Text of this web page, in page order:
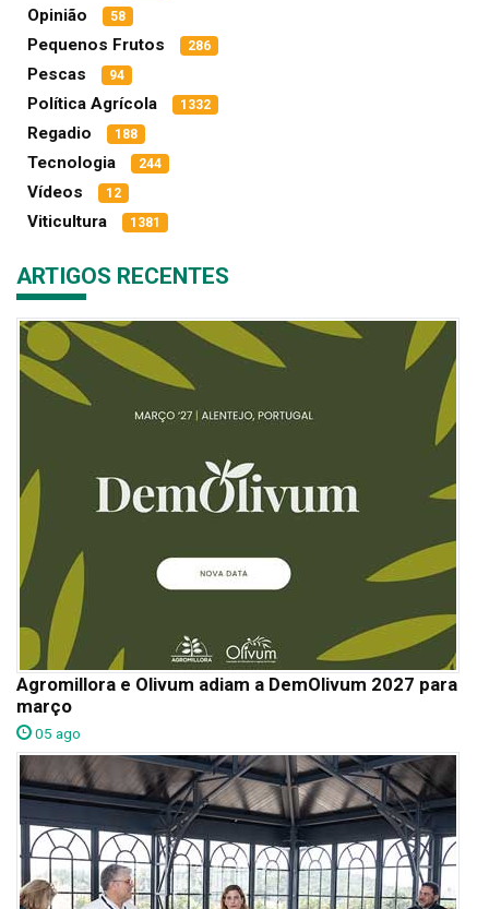
Opinião 58
Pequenos Frutos 286
Pescas 94
Política Agrícola 1332
Regadio 188
Tecnologia 244
Vídeos 12
Viticultura 1381
ARTIGOS RECENTES
Agromillora e Olivum adiam a DemOlivum 2027 para
março
05 ago